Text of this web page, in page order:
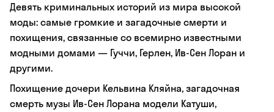
Девять криминальных историй из мира высокой
моды: самые громкие и загадочные смерти и
похищения, связанные со всемирно известными
модными домами — Гуччи, Герлен, Ив-Сен Лоран и
другими.
Похищение дочери Кельвина Кляйна, загадочная
смерть музы Ив-Сен Лорана модели Катуши,